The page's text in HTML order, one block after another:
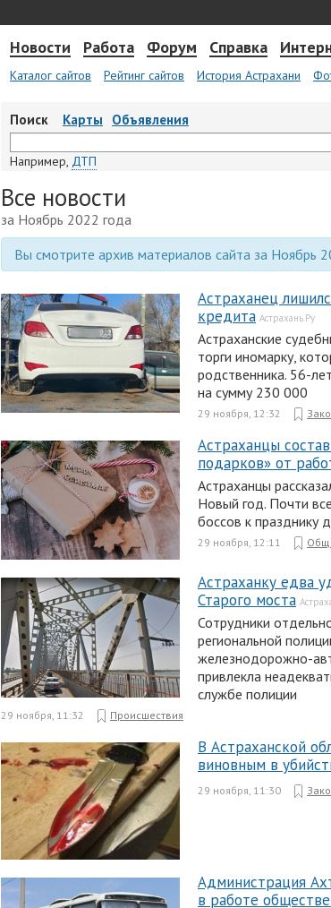
Новости Работа Форум Справка
Каталог сайтов Рейтинг сайтов История Астрахани
Поиск Карты Объявления
Например, ДТП
Все новости
за Ноябрь 2022 года
Вы смотрите архив материалов сайта за Ноябрь
Астраханец
кредита Астрахань.Ру
Астраханские
торги иномарку,
родственника. 56-
на сумму 230 000
29 ноября, 12:32
Астраханцы
подарков» от
Астраханцы
Новый год. Почти
боссов к празднику
29 ноября, 12:11
Астраханку едва
Старого моста
Сотрудники
региональной
железнодорожно-
привлекла
службе полиции
29 ноября, 11:32 Происшествия
В Астраханской
виновным в
29 ноября, 11:30
Администрация
в работе